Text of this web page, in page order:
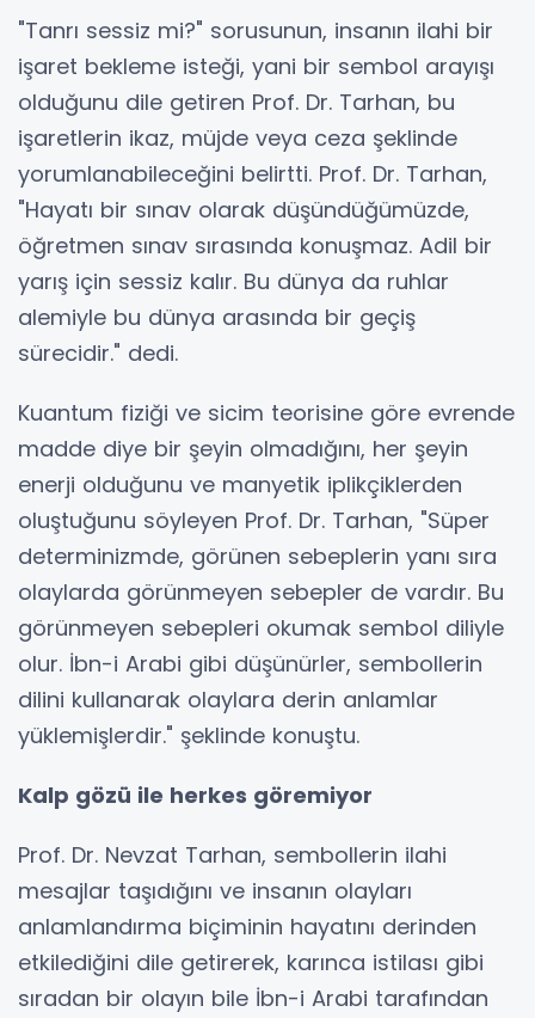
"Tanrı sessiz mi?" sorusunun, insanın ilahi bir
işaret bekleme isteği, yani bir sembol arayışı
olduğunu dile getiren Prof. Dr. Tarhan, bu
işaretlerin ikaz, müjde veya ceza şeklinde
yorumlanabileceğini belirtti. Prof. Dr. Tarhan,
"Hayatı bir sınav olarak düşündüğümüzde,
öğretmen sınav sırasında konuşmaz. Adil bir
yarış için sessiz kalır. Bu dünya da ruhlar
alemiyle bu dünya arasında bir geçiş
sürecidir." dedi.
Kuantum fiziği ve sicim teorisine göre evrende
madde diye bir şeyin olmadığını, her şeyin
enerji olduğunu ve manyetik iplikçiklerden
oluştuğunu söyleyen Prof. Dr. Tarhan, "Süper
determinizmde, görünen sebeplerin yanı sıra
olaylarda görünmeyen sebepler de vardır. Bu
görünmeyen sebepleri okumak sembol diliyle
olur. İbn-i Arabi gibi düşünürler, sembollerin
dilini kullanarak olaylara derin anlamlar
yüklemişlerdir." şeklinde konuştu.
Kalp gözü ile herkes göremiyor
Prof. Dr. Nevzat Tarhan, sembollerin ilahi
mesajlar taşıdığını ve insanın olayları
anlamlandırma biçiminin hayatını derinden
etkilediğini dile getirerek, karınca istilası gibi
sıradan bir olayın bile İbn-i Arabi tarafından